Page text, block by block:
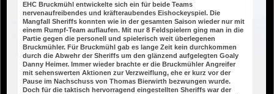
EHC Bruckmühl entwickelte sich ein für beide Teams
nervenaufreibendes und kräfteraubendes Eishockeyspiel. Die
Mangfall Sheriffs konnten wie in der gesamten Saison wieder nur mit
einem Rumpf-Team auflaufen. Mit nur 8 Feldspielern ging man in die
Partie gegen die personell und spielerisch weit überlegenen
Bruckmühler. Für Bruckmühl gab es lange Zeit kein durchkommen
durch die Abwehr der Sheriffs um den glänzend aufgelegten Goaly
Danny Heimer. Immer wieder brachte er die Bruckmühler Angreifer
mit sehenswerten Aktionen zur Verzweiflung, ehe er kurz vor der
Pause im Nachschuss von Thomas Bierwirth bezwungen wurde.
Doch für die taktisch hervorragend eingestellten Sheriffs war der